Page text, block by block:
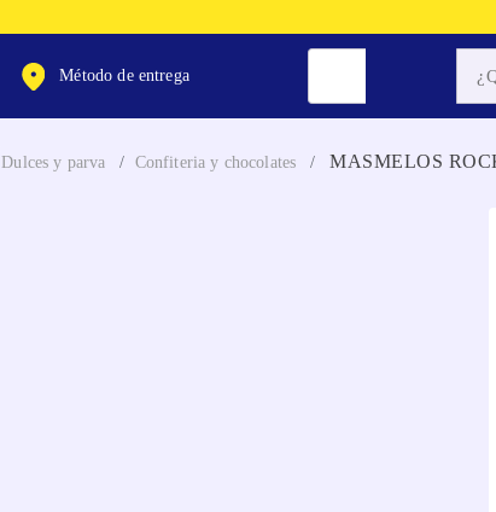
Método de entrega
Dulces y parva Confiteria y chocolates MASMELOS